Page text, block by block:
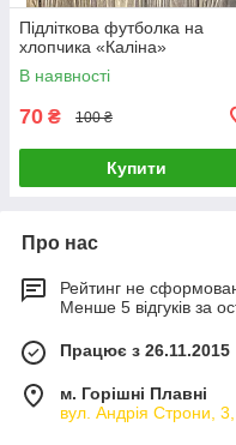
Підліткова футболка на
хлопчика «Каліна»
В наявності
70 ₴ 100 ₴
Купити
Про нас
Рейтинг не
Менше 5 відгуків за
Працює з 26.11.2015
м. Горішні Плавні
вул. Андрія Строни,